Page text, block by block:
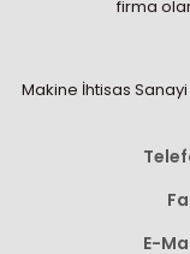
firma
Makine İhtisas
E-